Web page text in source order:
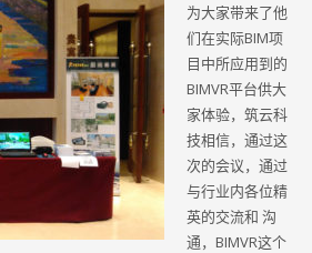
为大家带来了他
们在实际BIM项
目中所应用到的
BIMVR平台供大
家体验，筑云科
技相信，通过这
次的会议，通过
与行业内各位精
英的交流和 沟
通，BIMVR这个